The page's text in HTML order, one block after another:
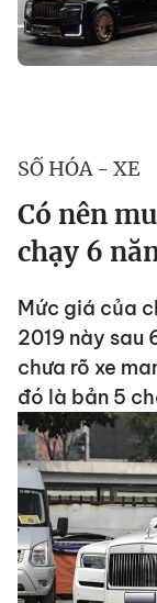
SỐ HÓA - XE
Có nên
chạy 6
Mức giá của
2019 này sau
chưa rõ xe
đó là bản 5